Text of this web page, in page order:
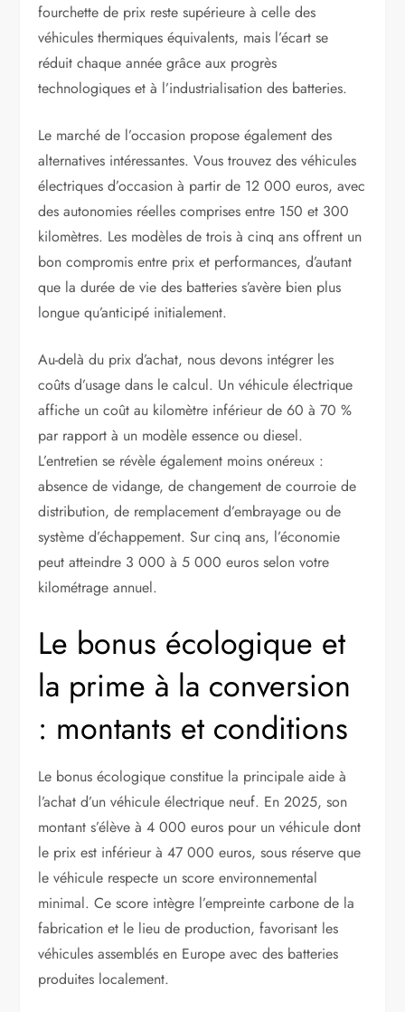
fourchette de prix reste supérieure à celle des
véhicules thermiques équivalents, mais l’écart se
réduit chaque année grâce aux progrès
technologiques et à l’industrialisation des batteries.
Le marché de l’occasion propose également des
alternatives intéressantes. Vous trouvez des véhicules
électriques d’occasion à partir de 12 000 euros, avec
des autonomies réelles comprises entre 150 et 300
kilomètres. Les modèles de trois à cinq ans offrent un
bon compromis entre prix et performances, d’autant
que la durée de vie des batteries s’avère bien plus
longue qu’anticipé initialement.
Au-delà du prix d’achat, nous devons intégrer les
coûts d’usage dans le calcul. Un véhicule électrique
affiche un coût au kilomètre inférieur de 60 à 70 %
par rapport à un modèle essence ou diesel.
L’entretien se révèle également moins onéreux :
absence de vidange, de changement de courroie de
distribution, de remplacement d’embrayage ou de
système d’échappement. Sur cinq ans, l’économie
peut atteindre 3 000 à 5 000 euros selon votre
kilométrage annuel.
Le bonus écologique et
la prime à la conversion
: montants et conditions
Le bonus écologique constitue la principale aide à
l’achat d’un véhicule électrique neuf. En 2025, son
montant s’élève à 4 000 euros pour un véhicule dont
le prix est inférieur à 47 000 euros, sous réserve que
le véhicule respecte un score environnemental
minimal. Ce score intègre l’empreinte carbone de la
fabrication et le lieu de production, favorisant les
véhicules assemblés en Europe avec des batteries
produites localement.